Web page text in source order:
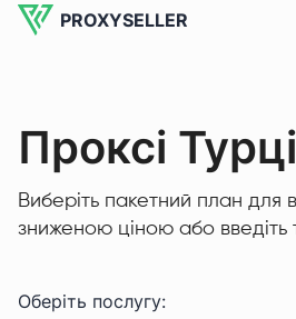
PROXYSELLER
Проксі
Виберіть пакетний план для
зниженою ціною або введіть
Оберіть послугу: